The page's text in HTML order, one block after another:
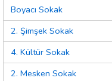
Boyacı Sokak
2. Şimşek Sokak
4. Kültür Sokak
2. Mesken Sokak